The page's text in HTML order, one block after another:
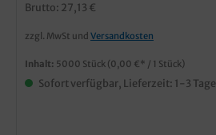
Brutto: 27,13 €
zzgl. MwSt undVersandkosten
Inhalt: 5000 Stück (0,00 €* / 1 Stück)
Sofort verfügbar, Lieferzeit: 1-3 Tage